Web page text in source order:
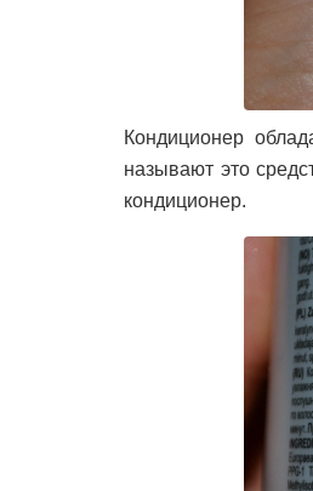
Кондиционер
называют это
кондиционер.